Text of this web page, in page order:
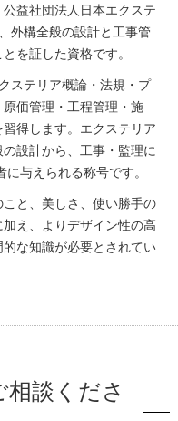
益社団法人日本エクステ
外構全般の設計と工事管
を証した資格です。
ステリア概論・法規・プ
価管理・工程管理・施
得します。エクステリア
設計から、工事・監理に
与えられる称号です。
と、美しさ、使い勝手の
え、よりデザイン性の高
な知識が必要とされてい
談くださ